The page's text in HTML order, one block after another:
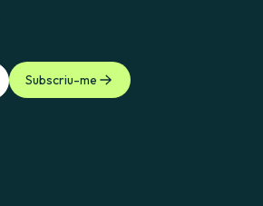
d'electricitat ja estigui actiu,
com la resta de costos associats a la
Subscriu-me